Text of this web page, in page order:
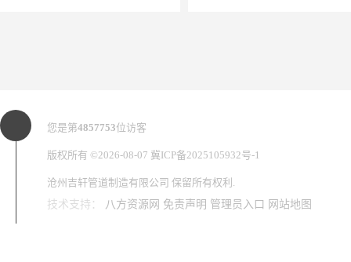
无缝弯头厂 等径三通
您是第4857753位访客
版权所有 ©2026-08-07 冀ICP备2025105932号-1
沧州吉轩管道制造有限公司 保留所有权利.
技术支持：
八方资源网 免责声明 管理员入口 网站地图